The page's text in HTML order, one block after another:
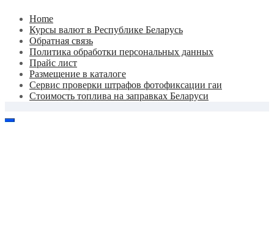
Skip
content
Home
Курсы валют в Республике Беларусь
Обратная связь
Политика обработки персональных данных
Прайс лист
Размещение в каталоге
Сервис проверки штрафов фотофиксации гаи
Стоимость топлива на заправках Беларуси